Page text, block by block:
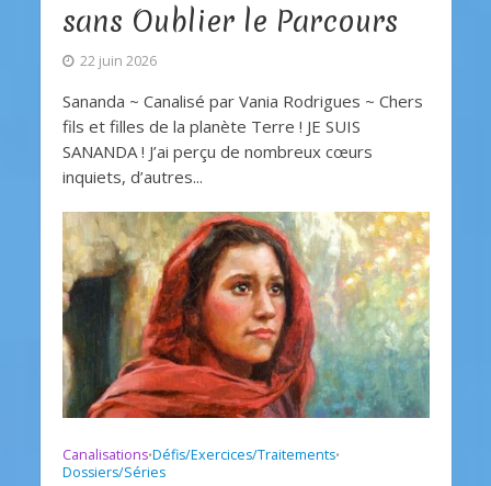
sans Oublier le Parcours
22 juin 2026
Sananda ~ Canalisé par Vania Rodrigues ~ Chers
fils et filles de la planète Terre ! JE SUIS
SANANDA ! J’ai perçu de nombreux cœurs
inquiets, d’autres...
Canalisations•Défis/Exercices/Traitements•
Dossiers/Séries